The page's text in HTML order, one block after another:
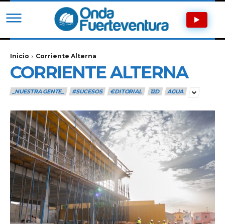
Inicio Corriente Alterna
CORRIENTE ALTERNA
_NUESTRA GENTE_ #SUCESOS €DITORIAL 12D AGUA